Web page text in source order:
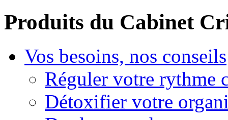
Produits du Cabinet
Vos besoins, nos conseils
Réguler votre rythme
Détoxifier votre